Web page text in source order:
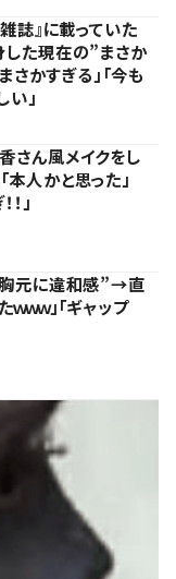
誌』に載っていた
した現在の”まさか
さかすぎる」「今も
い」
さん風メイクをし
人かと思った」
」
胸元に違和感”→直
ｗｗ」「ギャップ